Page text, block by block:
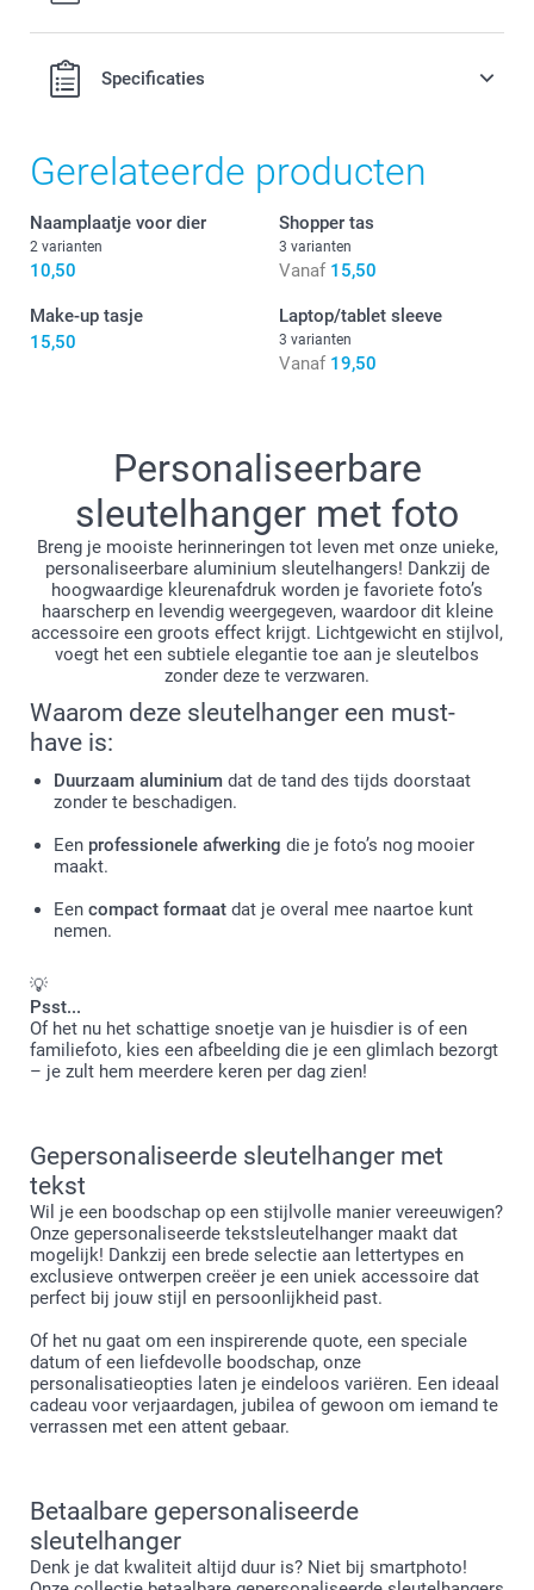
Specificaties
Gerelateerde producten
Naamplaatje voor dier
2 varianten
10,50
Shopper tas
3 varianten
Vanaf 15,50
Make-up tasje
15,50
Laptop/tablet sleeve
3 varianten
Vanaf 19,50
Personaliseerbare
sleutelhanger met foto
Breng je mooiste herinneringen tot leven met onze unieke,
personaliseerbare aluminium sleutelhangers! Dankzij de
hoogwaardige kleurenafdruk worden je favoriete foto’s
haarscherp en levendig weergegeven, waardoor dit kleine
accessoire een groots effect krijgt. Lichtgewicht en stijlvol,
voegt het een subtiele elegantie toe aan je sleutelbos
zonder deze te verzwaren.
Waarom deze sleutelhanger een must-
have is:
Duurzaam aluminium dat de tand des tijds doorstaat
zonder te beschadigen.
Een professionele afwerking die je foto’s nog mooier
maakt.
Een compact formaat dat je overal mee naartoe kunt
nemen.
💡
Psst...
Of het nu het schattige snoetje van je huisdier is of een
familiefoto, kies een afbeelding die je een glimlach bezorgt
– je zult hem meerdere keren per dag zien!
Gepersonaliseerde sleutelhanger met
tekst
Wil je een boodschap op een stijlvolle manier vereeuwigen?
Onze gepersonaliseerde tekstsleutelhanger maakt dat
mogelijk! Dankzij een brede selectie aan lettertypes en
exclusieve ontwerpen creëer je een uniek accessoire dat
perfect bij jouw stijl en persoonlijkheid past.
Of het nu gaat om een inspirerende quote, een speciale
datum of een liefdevolle boodschap, onze
personalisatieopties laten je eindeloos variëren. Een ideaal
cadeau voor verjaardagen, jubilea of gewoon om iemand te
verrassen met een attent gebaar.
Betaalbare gepersonaliseerde
sleutelhanger
Denk je dat kwaliteit altijd duur is? Niet bij smartphoto!